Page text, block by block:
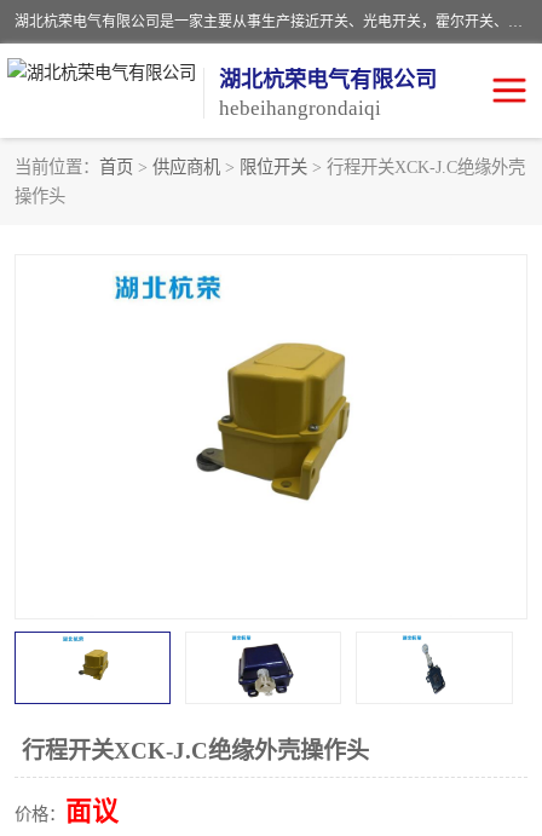
湖北杭荣电气有限公司是一家主要从事生产接近开关、光电开关，霍尔开关、两级跑偏开关、双向拉绳开关、速度监测器、皮带打滑开关、阻旋式料位开关、皮带纵向撕裂开关、溜槽堵塞开关、声光报警器、矿用磁性井筒开关等，主营行业：电气设备、仪器仪表制造, 高低压电器，成套电气设备，矿用防爆机电设备，皮带机综合保护系统，防爆电器，传感器，工矿配件，电器配件，自动化工业机器人的研发，制造，加工销售。
湖北杭荣电气有限公司
hebeihangrondaiqi
当前位置： 首页 > 供应商机 > 限位开关 > 行程开关XCK-J.C绝缘外壳
操作头
行程开关XCK-J.C绝缘外壳操作头
价格： 面议
阻旋料位开关
滑线指示灯
光电开关
拉绳开关
溜槽堵塞检测开关
限位开关 速度检测器
速度传感器